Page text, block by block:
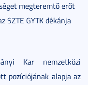
megteremtő erőt
SZTE GYTK dékánja
Kar nemzetközi
pozíciójának alapja az